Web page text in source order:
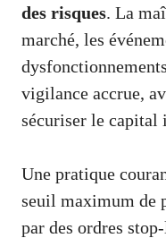
des risques. La
marché, les
vigilance accrue,
sécuriser le capital
Une pratique
seuil maximum de
par des ordres